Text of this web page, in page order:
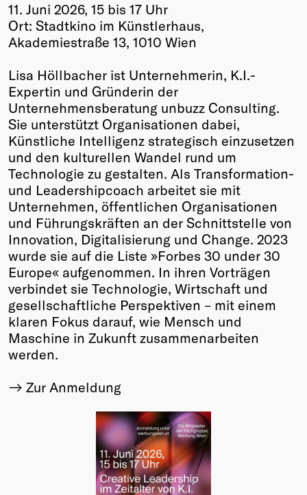
11. Juni 2026, 15 bis 17 Uhr
Ort: Stadtkino im Künstlerhaus,
Akademiestraße 13, 1010 Wien
Lisa Höllbacher ist Unternehmerin, K.I.-
Expertin und Gründerin der
Unternehmensberatung unbuzz Consulting.
Sie unterstützt Organisationen dabei,
Künstliche Intelligenz strategisch einzusetzen
und den kulturellen Wandel rund um
Technologie zu gestalten. Als Transformation-
und Leadershipcoach arbeitet sie mit
Unternehmen, öffentlichen Organisationen
und Führungskräften an der Schnittstelle von
Innovation, Digitalisierung und Change. 2023
wurde sie auf die Liste »Forbes 30 under 30
Europe« aufgenommen. In ihren Vorträgen
verbindet sie Technologie, Wirtschaft und
gesellschaftliche Perspektiven – mit einem
klaren Fokus darauf, wie Mensch und
Maschine in Zukunft zusammenarbeiten
werden.
Zur Anmeldung